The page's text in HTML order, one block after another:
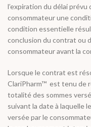
l’expiration du délai
consommateur une
condition essentielle
conclusion du contrat ou
consommateur avant la
Lorsque le contrat est
ClariPharm™ est tenu de
totalité des sommes
suivant la date à laquelle
versée par le